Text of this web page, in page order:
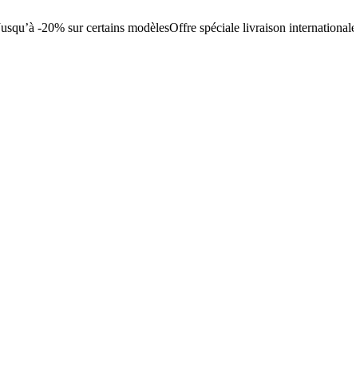
-20% sur certains modèlesOffre spéciale livraison internationale